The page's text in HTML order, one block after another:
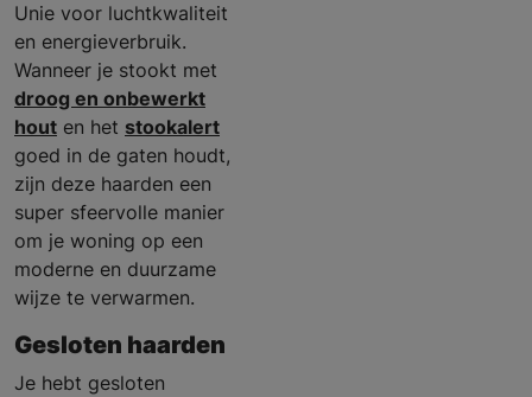
Unie voor luchtkwaliteit
en energieverbruik.
Wanneer je stookt met
droog en onbewerkt
hout en het stookalert
goed in de gaten houdt,
zijn deze haarden een
super sfeervolle manier
om je woning op een
moderne en duurzame
wijze te verwarmen.
Gesloten haarden
Je hebt gesloten